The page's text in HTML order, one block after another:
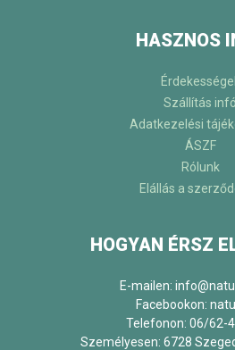
HASZNOS
Szállítás infó
Adatkezelési
ÁSZF
Rólunk
Elállás a
HOGYAN ÉRSZ
E-mailen:
Facebookon:
Telefonon: 06/62-
Személyesen: 6728